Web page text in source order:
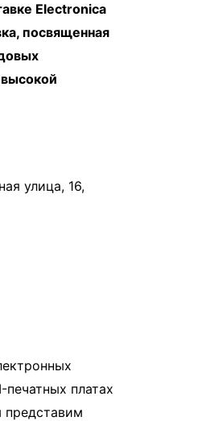
Electronica
посвященная
улица, 16,
платах
представим